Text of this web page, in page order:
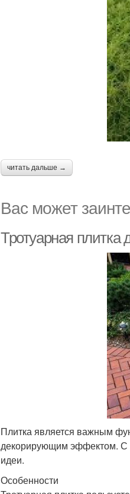
читать дальше →
Вас может
Тротуарная плитка
Плитка является важным
декорирующим эффектом. С
идеи.
Особенности